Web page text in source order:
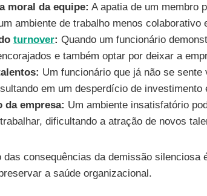
moral da equipe: A apatia de um membro
ambiente de trabalho menos colaborativo
turnover: Quando um funcionário
e também optar por deixar a
Um funcionário que já não se
em um desperdício de
da empresa: Um ambiente insatisfatório
dificultando a atração de novos
das consequências da demissão
a saúde organizacional.